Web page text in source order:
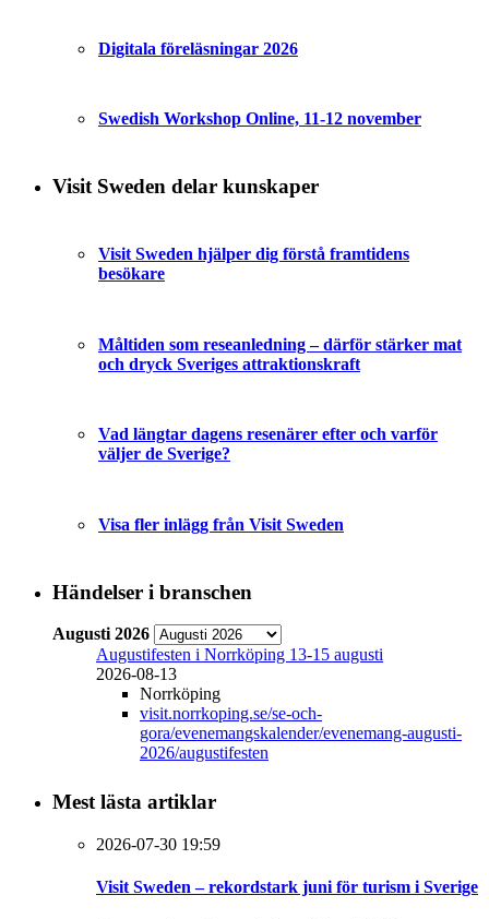
Digitala föreläsningar 2026
Swedish Workshop Online, 11-12 november
Visit Sweden delar kunskaper
Visit Sweden hjälper dig förstå framtidens
besökare
Måltiden som reseanledning – därför stärker mat
och dryck Sveriges attraktionskraft
Vad längtar dagens resenärer efter och varför
väljer de Sverige?
Visa fler inlägg från Visit Sweden
Händelser i branschen
Augusti 2026
Augustifesten i Norrköping 13-15 augusti
2026-08-13
Norrköping
visit.norrkoping.se/se-och-
gora/evenemangskalender/evenemang-augusti-
2026/augustifesten
Mest lästa artiklar
2026-07-30 19:59
Visit Sweden – rekordstark juni för turism i Sverige